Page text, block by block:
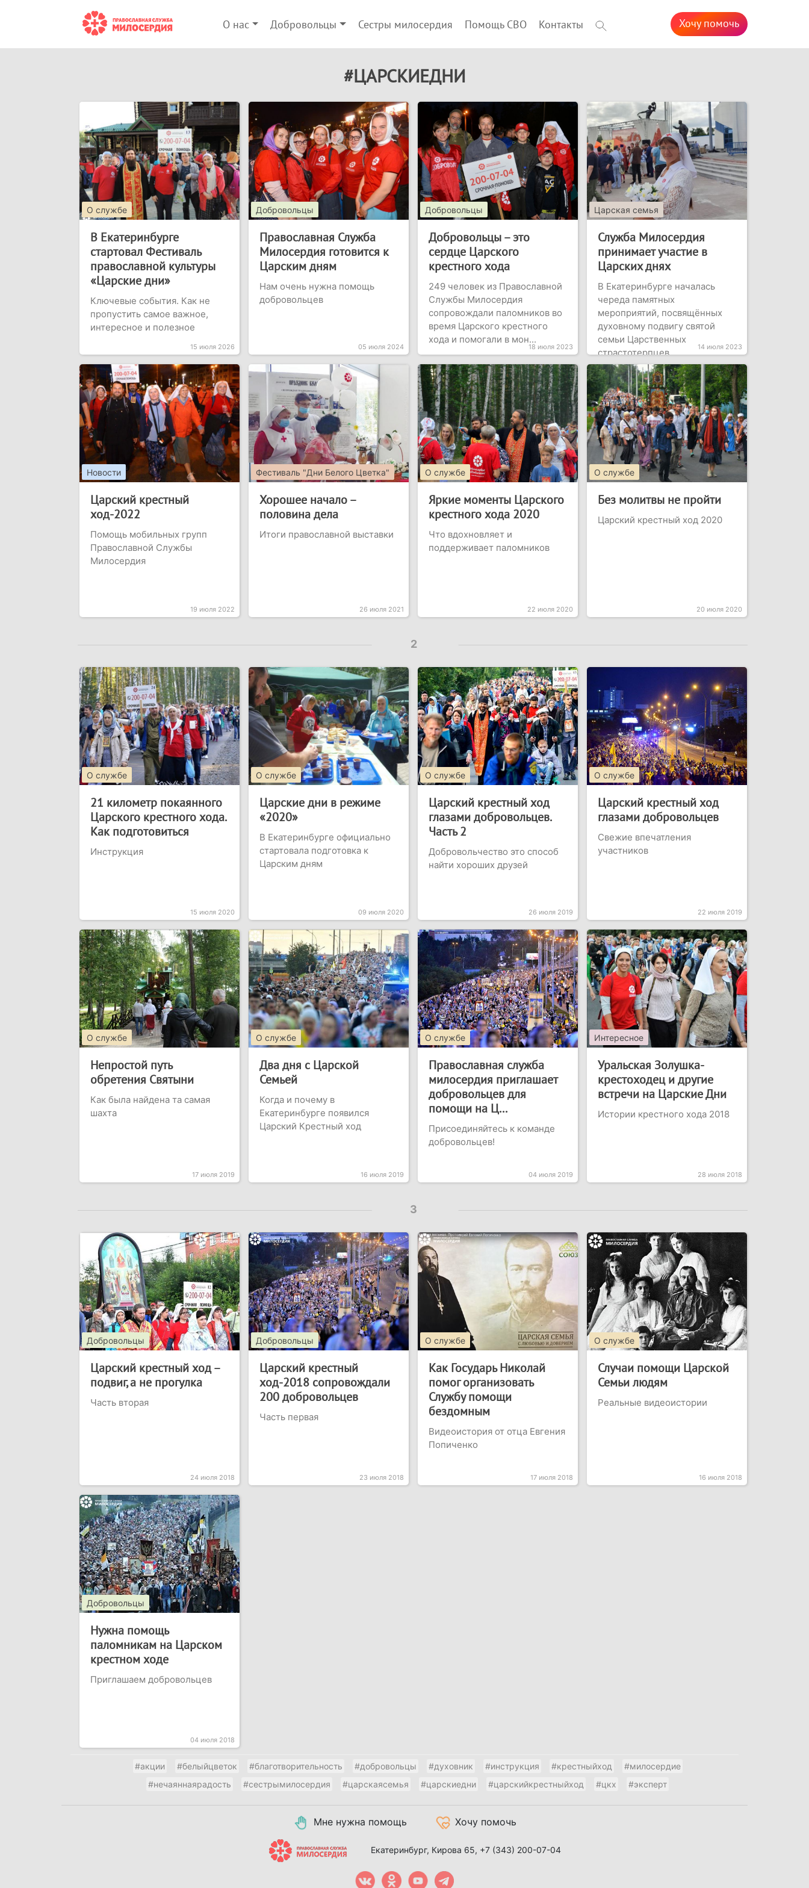
О нас Добровольцы Сестры милосердия Помощь СВО Контакты Хочу помочь
#ЦАРСКИЕДНИ
О службе
В Екатеринбурге
стартовал Фестиваль
православной культуры
«Царские дни»
Ключевые события. Как не
пропустить самое важное,
интересное и полезное
15 июля 2026
Добровольцы
Православная Служба
Милосердия готовится к
Царским дням
Нам очень нужна помощь
добровольцев
05 июля 2024
Добровольцы
Добровольцы – это
сердце Царского
крестного хода
249 человек из Православной
Службы Милосердия
сопровождали паломников во
время Царского крестного
хода и помогали в мон...
18 июля 2023
Царская семья
Служба Милосердия
принимает участие в
Царских днях
В Екатеринбурге началась
череда памятных
мероприятий, посвящённых
духовному подвигу святой
семьи Царственных
страстотерпцев
14 июля 2023
Новости
Царский крестный
ход-2022
Помощь мобильных групп
Православной Службы
Милосердия
19 июля 2022
Фестиваль "Дни Белого Цветка"
Хорошее начало –
половина дела
Итоги православной выставки
26 июля 2021
О службе
Яркие моменты Царского
крестного хода 2020
Что вдохновляет и
поддерживает паломников
22 июля 2020
О службе
Без молитвы не пройти
Царский крестный ход 2020
20 июля 2020
2
О службе
21 километр покаянного
Царского крестного хода.
Как подготовиться
Инструкция
15 июля 2020
О службе
Царские дни в режиме
«2020»
В Екатеринбурге официально
стартовала подготовка к
Царским дням
09 июля 2020
О службе
Царский крестный ход
глазами добровольцев.
Часть 2
Добровольчество это способ
найти хороших друзей
26 июля 2019
О службе
Царский крестный ход
глазами добровольцев
Свежие впечатления
участников
22 июля 2019
О службе
Непростой путь
обретения Святыни
Как была найдена та самая
шахта
17 июля 2019
О службе
Два дня с Царской
Семьей
Когда и почему в
Екатеринбурге появился
Царский Крестный ход
16 июля 2019
О службе
Православная служба
милосердия приглашает
добровольцев для
помощи на Ц...
Присоединяйтесь к команде
добровольцев!
04 июля 2019
Интересное
Уральская Золушка-
крестоходец и другие
встречи на Царские Дни
Истории крестного хода 2018
28 июля 2018
3
Добровольцы
Царский крестный ход –
подвиг, а не прогулка
Часть вторая
24 июля 2018
Добровольцы
Царский крестный
ход-2018 сопровождали
200 добровольцев
Часть первая
23 июля 2018
О службе
Как Государь Николай
помог организовать
Службу помощи
бездомным
Видеоистория от отца Евгения
Попиченко
17 июля 2018
О службе
Случаи помощи Царской
Семьи людям
Реальные видеоистории
16 июля 2018
Добровольцы
Нужна помощь
паломникам на Царском
крестном ходе
Приглашаем добровольцев
04 июля 2018
#акции #белыйцветок #благотворительность #добровольцы #духовник #инструкция #крестныйход
#милосердие
#нечаяннаярадость
#сестрымилосердия #царскаясемья #царскиедни #царскийкрестныйход #цкх #эксперт
Мне нужна помощь Хочу помочь
Екатеринбург, Кирова 65, +7 (343) 200-07-04